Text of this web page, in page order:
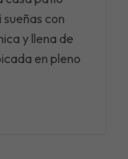
con
y llena de
en pleno